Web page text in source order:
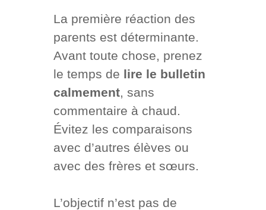
La première réaction des
parents est déterminante.
Avant toute chose, prenez
le temps de lire le bulletin
calmement, sans
commentaire à chaud.
Évitez les comparaisons
avec d’autres élèves ou
avec des frères et sœurs.
L’objectif n’est pas de